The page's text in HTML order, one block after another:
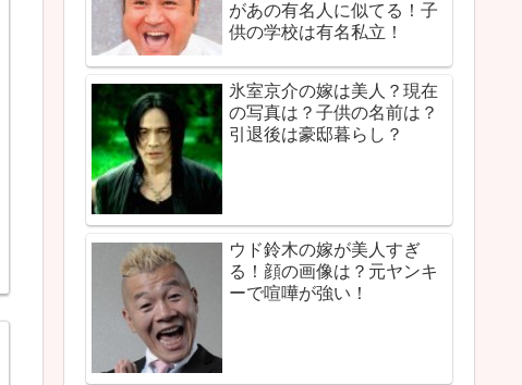
があの有名人に似てる！子
供の学校は有名私立！
氷室京介の嫁は美人？現在
の写真は？子供の名前は？
引退後は豪邸暮らし？
ウド鈴木の嫁が美人すぎ
る！顔の画像は？元ヤンキ
ーで喧嘩が強い！